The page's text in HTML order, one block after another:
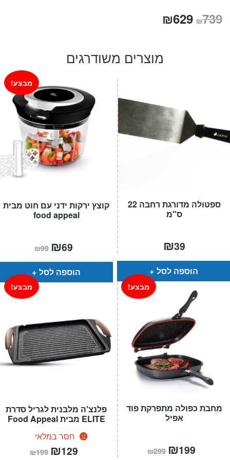
₪739 המחיר
₪629
הוא:
מוצרים משודרגים
קוצץ ירקות ידני עם חוט מבית
food appeal
מבצע!
₪99 המחיר
המקורי
היה:
₪99.
₪69
הוא:
הוספה לסל
ספטולה מדורגת רחבה 22
ס"מ
₪39
הוספה לסל
פלנצ'ה מלבנית לגריל סדרת
ELITE מבית Food Appeal
חסר במלאי
מבצע!
₪199 המחיר
המקורי
₪129
מחבת כפולה מתפרקת פוד
אפיל
מבצע!
₪299 המחיר
המקורי
₪199